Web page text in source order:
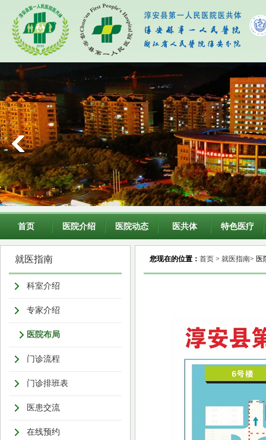
首页 医院介绍 医院动态 医共体 特色医疗
就医指南
科室介绍
专家介绍
医院布局
门诊流程
门诊排班表
医患交流
在线预约
您现在的位置： 首页 > 就医指南> 医